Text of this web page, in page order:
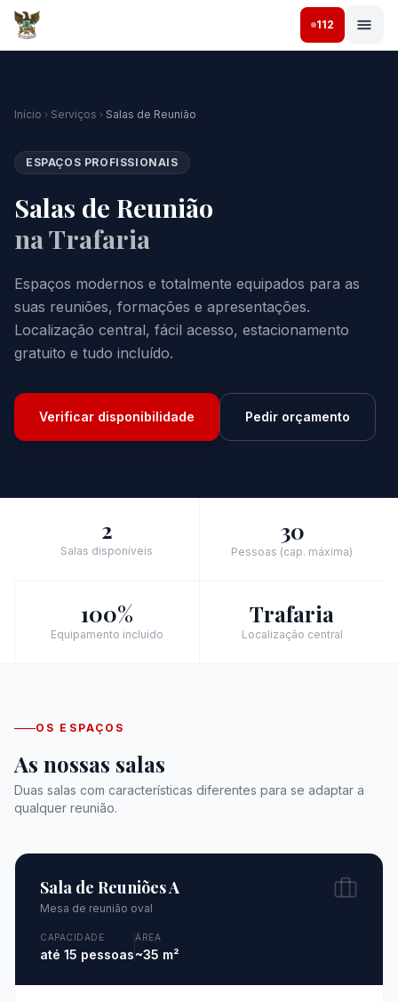
112
Início Serviços Salas de Reunião
ESPAÇOS PROFISSIONAIS
Salas de Reunião
na Trafaria
Espaços modernos e totalmente equipados para as
suas reuniões, formações e apresentações.
Localização central, fácil acesso, estacionamento
gratuito e tudo incluído.
Verificar disponibilidade Pedir orçamento
2
Salas disponíveis
30
Pessoas (cap. máxima)
100%
Equipamento incluído
Trafaria
Localização central
OS ESPAÇOS
As nossas salas
Duas salas com características diferentes para se adaptar a
qualquer reunião.
Sala de Reuniões A
Mesa de reunião oval
CAPACIDADE
até 15 pessoas
ÁREA
~35 m²